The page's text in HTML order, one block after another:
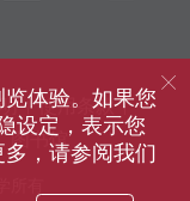
使用条款
图书馆
有
体验。如果您
设定，表示您
，请参阅我们